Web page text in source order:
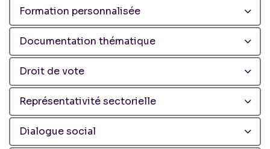
Formation personnalisée
Documentation thématique
Droit de vote
Représentativité sectorielle
Dialogue social